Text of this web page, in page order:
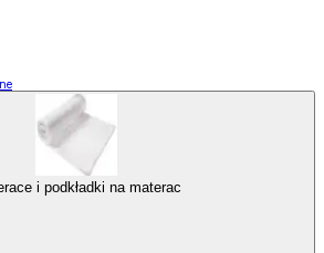
i podkładki na materac